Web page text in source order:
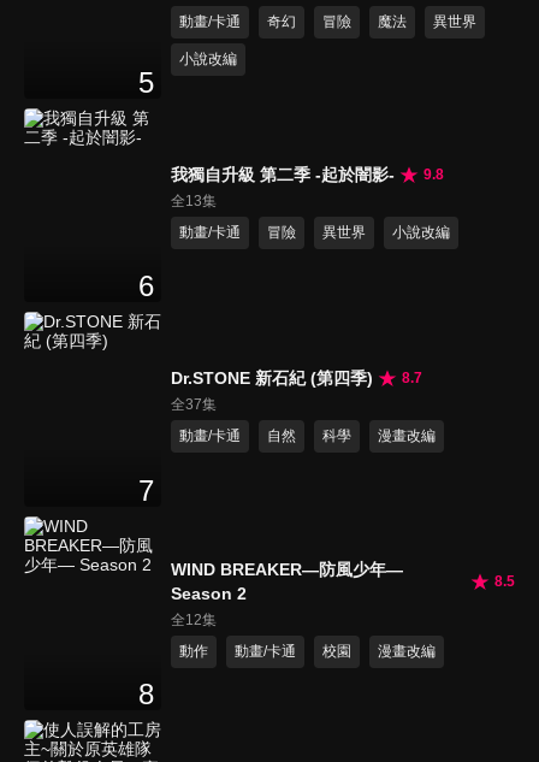
5
動畫/卡通
奇幻 冒險 魔法 異世界
小說改編
6
我獨自升級 第二季 -起於闇影-
9.8
全13集
動畫/卡通
冒險 異世界 小說改編
7
Dr.STONE 新石紀 (第四季)
8.7
全37集
動畫/卡通
自然 科學 漫畫改編
8
WIND BREAKER—防風少年—
Season 2
8.5
全12集
動作
動畫/卡通 校園 漫畫改編